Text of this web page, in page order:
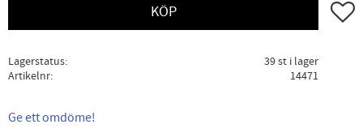
KÖP Lägg
Lagerstatus
39 st i lager
Artikelnr
14471
Ge ett omdöme!